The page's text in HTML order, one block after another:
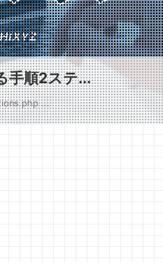
手順2ステ...
...